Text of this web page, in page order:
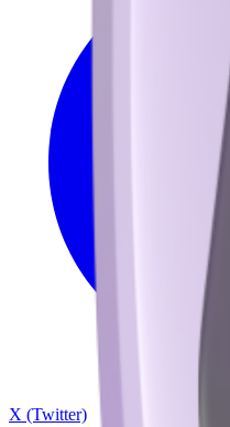
X (Twitter)